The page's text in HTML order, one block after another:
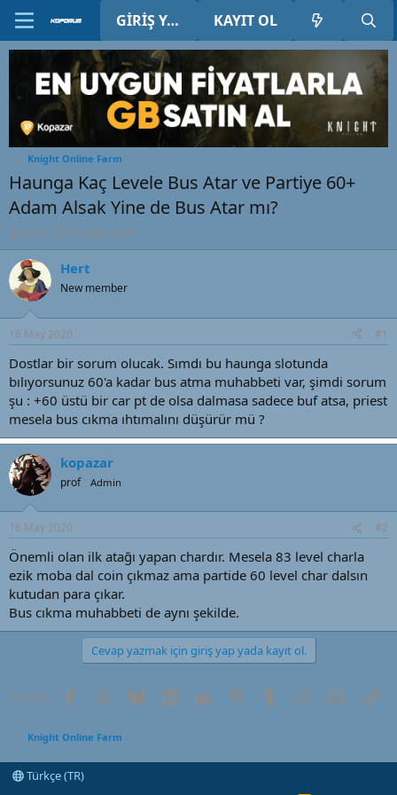
GIRIŞ YAP KAYIT OL
Knight Online Farm
Haunga Kaç Levele Bus Atar ve Partiye 60+
Adam Alsak Yine de Bus Atar mı?
K
o
n
u
y
u
B
a
ş
l
a
a
n
Hert
B
a
ş
a
g
ı
ç
a
r
i
h
16 May 2020
Hert
New member
16 May 2020 #1
Dostlar bir sorum olucak. Sımdı bu haunga slotunda
bılıyorsunuz 60'a kadar bus atma muhabbeti var, şimdi sorum
şu : +60 üstü bir car pt de olsa dalmasa sadece buf atsa, priest
mesela bus cıkma ıhtımalını düşürür mü ?
kopazar
prof Admin
16 May 2020 #2
Önemli olan ilk atağı yapan chardır. Mesela 83 level charla
ezik moba dal coin çıkmaz ama partide 60 level char dalsın
kutudan para çıkar.
Bus cıkma muhabbeti de aynı şekilde.
Cevap yazmak için giriş yap yada kayıt ol.
Paylaş: FacebookX (Twitter)
BlueskyLinkedInReddit PinterestTumblr WhatsApp
E-posta
Knight Online Farm
Türkçe (TR)